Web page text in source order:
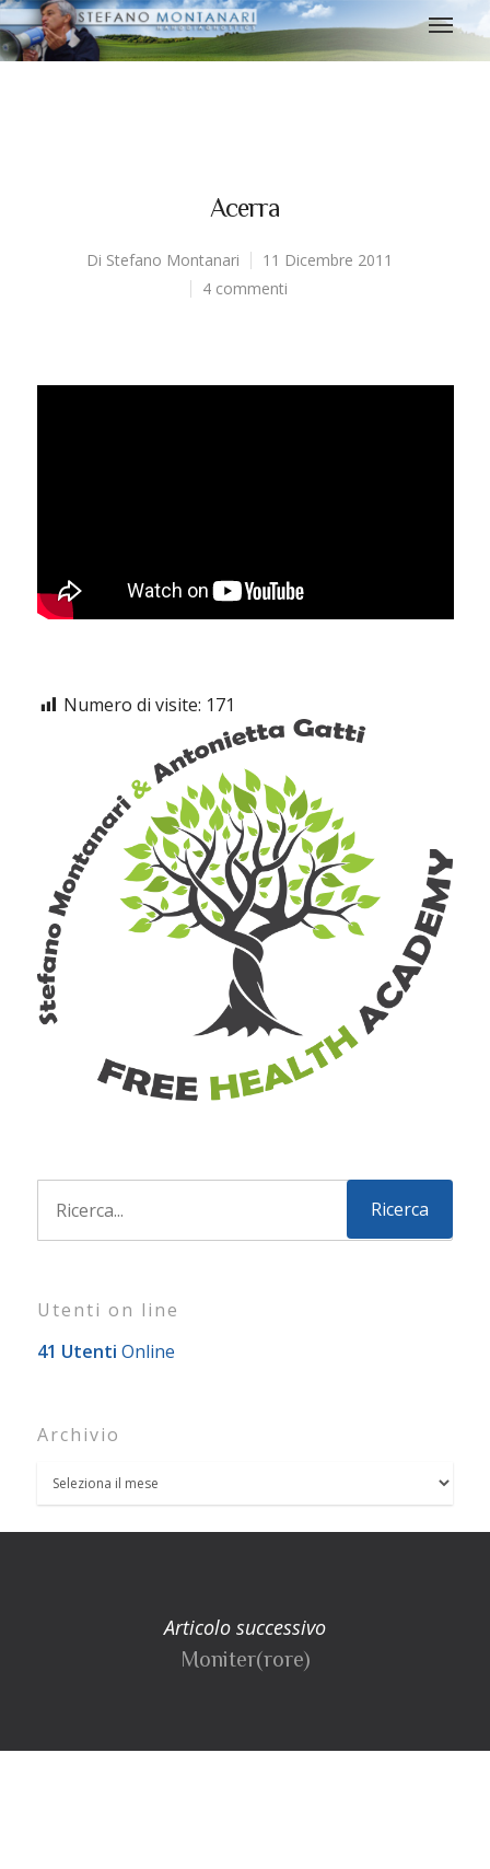
Acerra
Di Stefano Montanari
11 Dicembre 2011
4 commenti
Numero di visite: 171
Utenti on line
41 Utenti Online
Archivio
Articolo successivo
Moniter(rore)